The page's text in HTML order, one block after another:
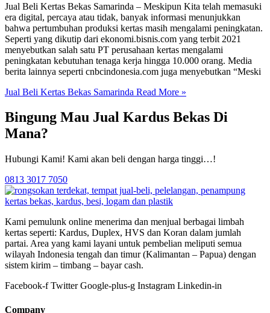
Jual Beli Kertas Bekas Samarinda – Meskipun Kita telah memasuki
era digital, percaya atau tidak, banyak informasi menunjukkan
bahwa pertumbuhan produksi kertas masih mengalami peningkatan.
Seperti yang dikutip dari ekonomi.bisnis.com yang terbit 2021
menyebutkan salah satu PT perusahaan kertas mengalami
peningkatan kebutuhan tenaga kerja hingga 10.000 orang. Media
berita lainnya seperti cnbcindonesia.com juga menyebutkan “Meski
Jual Beli Kertas Bekas Samarinda Read More »
Bingung Mau Jual Kardus Bekas Di
Mana?
Hubungi Kami! Kami akan beli dengan harga tinggi…!
0813 3017 7050
Kami pemulunk online menerima dan menjual berbagai limbah
kertas seperti: Kardus, Duplex, HVS dan Koran dalam jumlah
partai. Area yang kami layani untuk pembelian meliputi semua
wilayah Indonesia tengah dan timur (Kalimantan – Papua) dengan
sistem kirim – timbang – bayar cash.
Facebook-f Twitter Google-plus-g Instagram Linkedin-in
Company